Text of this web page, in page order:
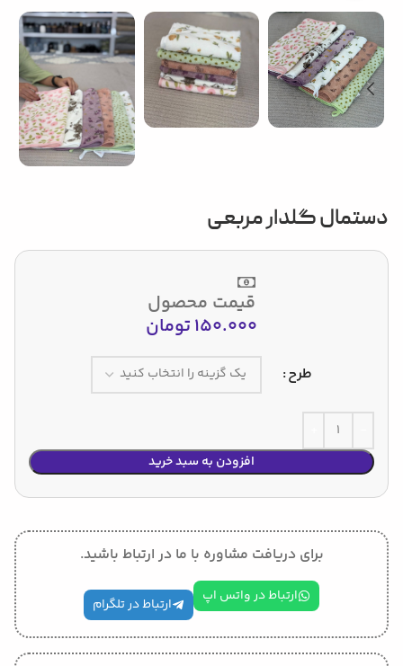
دستمال گلدار مربعی
قیمت محصول
150.000تومان
طرح
افزودن به سبد خرید
برای دریافت مشاوره با ما در ارتباط باشید.
ارتباط در واتس اپ ارتباط در تلگرام